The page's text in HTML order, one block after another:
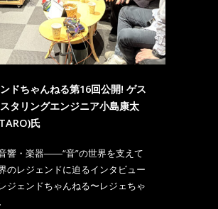
ドちゃんねる第16回公開! ゲス
スタリングエンジニア小島康太
氏
響・楽器――“音”の世界を支えて
のレジェンドに迫るインタビュー
ジェンドちゃんねる〜レジェちゃ